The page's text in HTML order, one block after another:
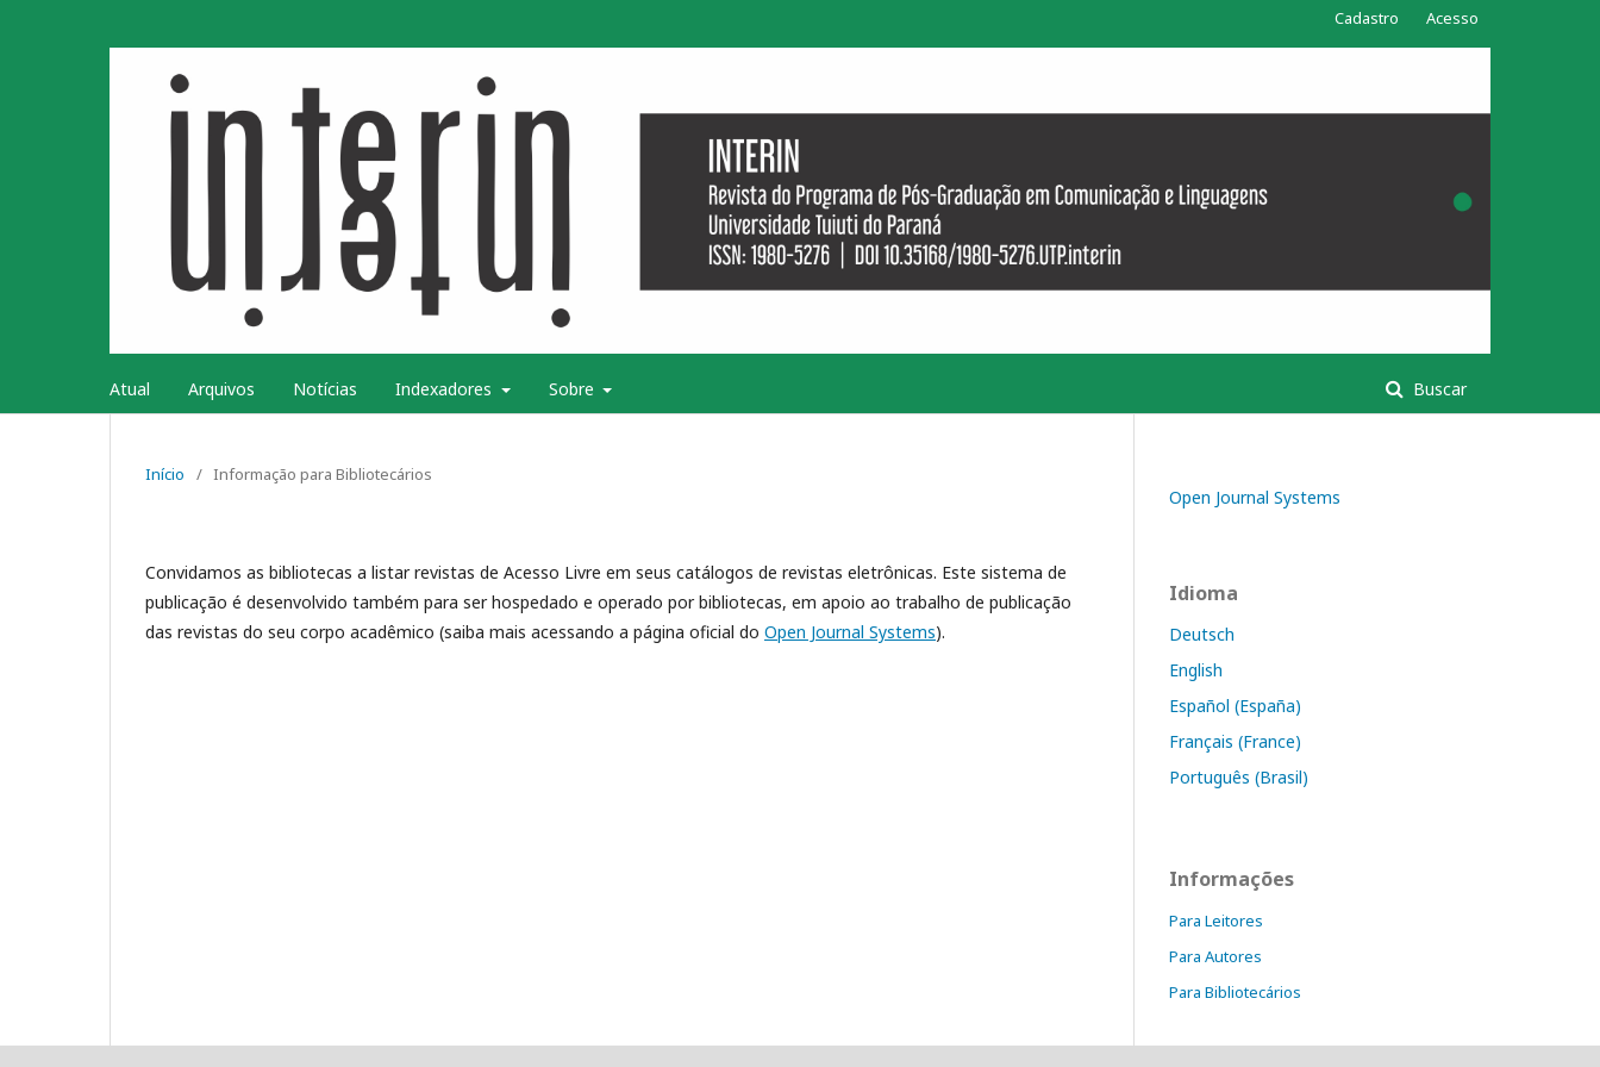
Atual Arquivos Notícias Indexadores Sobre Buscar
Cadastro Acesso
Início / Informação para Bibliotecários
Convidamos as bibliotecas a listar revistas de Acesso Livre em seus catálogos de revistas eletrônicas. Este sistema de
publicação é desenvolvido também para ser hospedado e operado por bibliotecas, em apoio ao trabalho de publicação
das revistas do seu corpo acadêmico (saiba mais acessando a página oficial do Open Journal Systems).
Open Journal Systems
Idioma
Deutsch
English
Español (España)
Français (France)
Português (Brasil)
Informações
Para Leitores
Para Autores
Para Bibliotecários